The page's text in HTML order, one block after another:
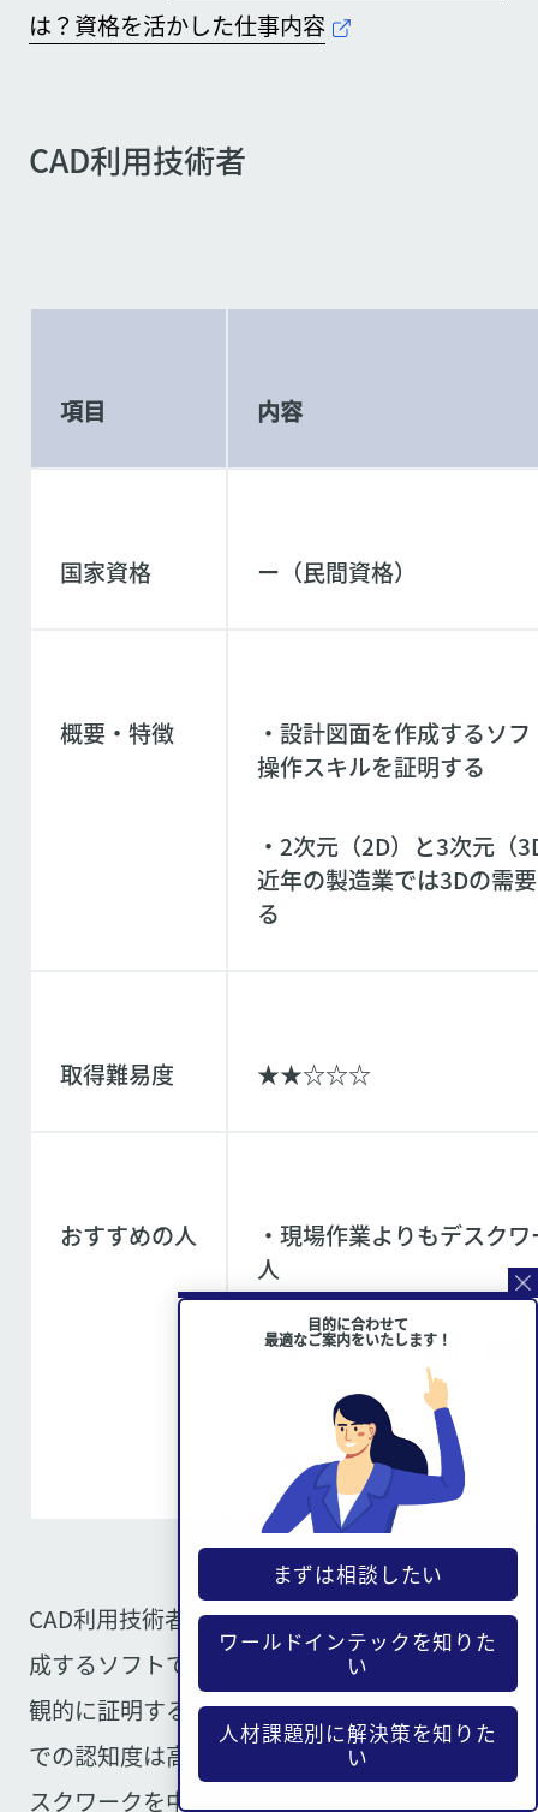
は？資格を活かした仕事内容
CAD利用技術者
項目 内容
国家資格 ー（民間資格）
概要・特徴
・設計図面を作成するソ
操作スキルを証明する
・2次元（2D）と3次元（
近年の製造業では3Dの需
る
取得難易度 ★★☆☆☆
おすすめの人
・現場作業よりもデスク
人
・ものづくりの設計・開
・在宅ワークやフリーラ
CAD利用技術者は、製品や機械の設計図面を作
成するソフトである「CAD」の操作スキルを客
観的に証明する資格です。民間資格ですが業界
での認知度は高く、現場での立ち仕事よりもデ
スクワークを中心に、ものづくりの設計・開発
目的に合わせて
最適なご案内をいたします！
まずは相談したい
ワールドインテックを知りた
い
人材課題別に解決策を知りた
い